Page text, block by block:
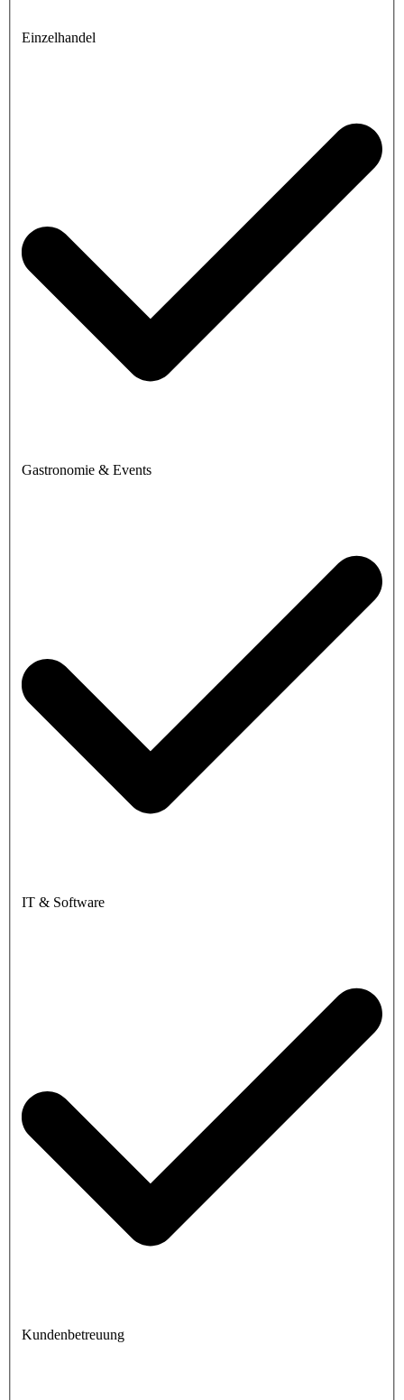
Einzelhandel
Gastronomie & Events
IT & Software
Kundenbetreuung